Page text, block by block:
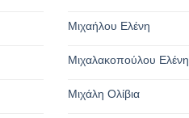
Μιχαήλου Ελένη
Μιχαλακοπούλου Ελένη
Μιχάλη Ολίβια